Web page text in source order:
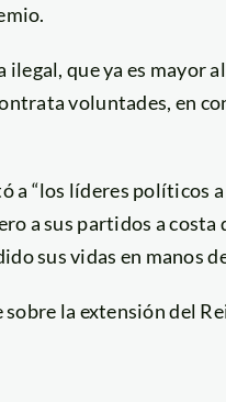
ilegal, que ya es mayor
voluntades, en
a “los líderes políticos
a sus partidos a
sus vidas en manos
la extensión del